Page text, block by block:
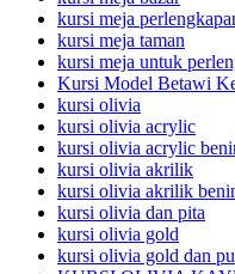
kursi meja
kursi meja taman
kursi meja untuk
Kursi Model Betawi
kursi olivia
kursi olivia acrylic
kursi olivia acrylic
kursi olivia akrilik
kursi olivia akrilik
kursi olivia dan pita
kursi olivia gold
kursi olivia gold dan